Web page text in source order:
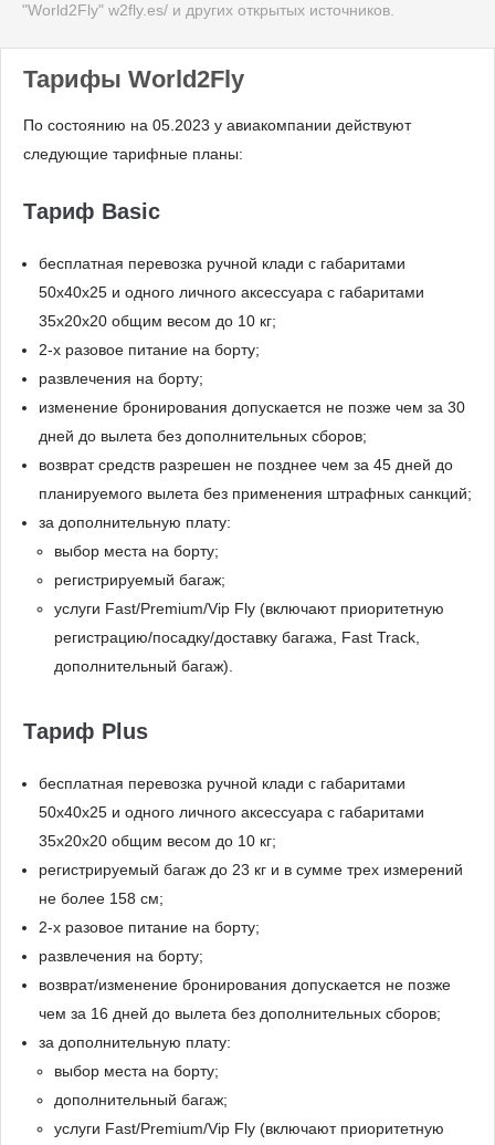
"World2Fly" w2fly.es/ и других открытых источников.
Тарифы World2Fly
По состоянию на 05.2023 у авиакомпании действуют
следующие тарифные планы:
Тариф Basic
бесплатная перевозка ручной клади с габаритами
50x40x25 и одного личного аксессуара с габаритами
35x20x20 общим весом до 10 кг;
2-х разовое питание на борту;
развлечения на борту;
изменение бронирования допускается не позже чем за 30
дней до вылета без дополнительных сборов;
возврат средств разрешен не позднее чем за 45 дней до
планируемого вылета без применения штрафных санкций;
за дополнительную плату:
выбор места на борту;
регистрируемый багаж;
услуги Fast/Premium/Vip Fly (включают приоритетную
регистрацию/посадку/доставку багажа, Fast Track,
дополнительный багаж).
Тариф Plus
бесплатная перевозка ручной клади с габаритами
50x40x25 и одного личного аксессуара с габаритами
35x20x20 общим весом до 10 кг;
регистрируемый багаж до 23 кг и в сумме трех измерений
не более 158 см;
2-х разовое питание на борту;
развлечения на борту;
возврат/изменение бронирования допускается не позже
чем за 16 дней до вылета без дополнительных сборов;
за дополнительную плату:
выбор места на борту;
дополнительный багаж;
услуги Fast/Premium/Vip Fly (включают приоритетную